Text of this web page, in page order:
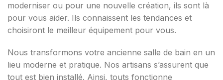
moderniser ou pour une nouvelle création, ils sont là
pour vous aider. Ils connaissent les tendances et
choisiront le meilleur équipement pour vous.
Nous transformons votre ancienne salle de bain en un
lieu moderne et pratique. Nos artisans s’assurent que
tout est bien installé. Ainsi, touts fonctionne